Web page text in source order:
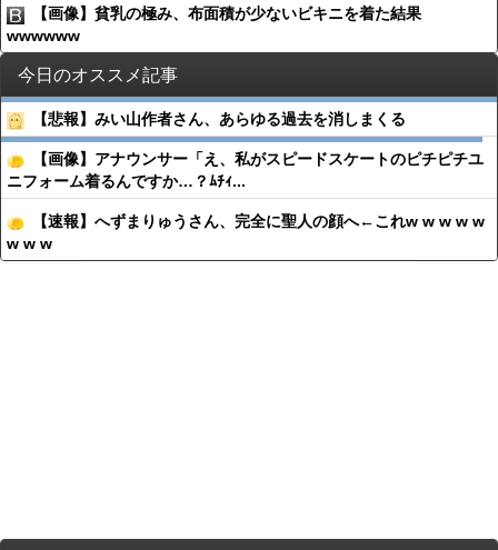
【画像】貧乳の極み、布面積が少ないビキニを着た結果
wwwwww
今日のオススメ記事
【悲報】みい山作者さん、あらゆる過去を消しまくる
【画像】アナウンサー「え、私がスピードスケートのピチピチユ
ニフォーム着るんですか…？ﾑﾁｨ...
【速報】へずまりゅうさん、完全に聖人の顔へ←これw w w w w
w w w